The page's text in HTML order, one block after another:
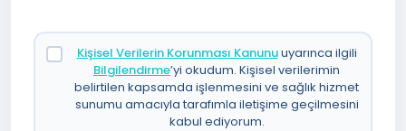
Kişisel Verilerin Korunması Kanunuuyarınca ilgili
Bilgilendirme’yi okudum. Kişisel verilerimin
belirtilen kapsamda işlenmesini ve sağlık hizmet
sunumu amacıyla tarafımla iletişime geçilmesini
kabul ediyorum.